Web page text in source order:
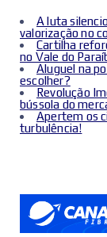
A luta
valorização no
Cartilha
no Vale do
Aluguel na
escolher?
Revolução
bússola do
Apertem os
turbulência!